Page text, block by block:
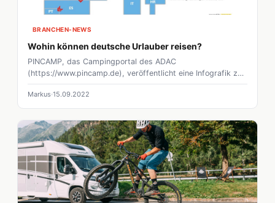
BRANCHEN-NEWS
Wohin können deutsche Urlauber reisen?
PINCAMP, das Campingportal des ADAC
(https://www.pincamp.de), veröffentlicht eine Infografik zur
aktuellen Situation der Reisemöglichkeiten für deutsche
Urlauber. Urlaubsreisen innerhalb Deutschlands, in die
Niederlande, nach Luxemburg und Schweden und unter
Auflagen nach Slowenien und Kroatien sind schon jetzt
möglich. Ab 3. Juni 2020 heißt dann auch Italien
touristische Gäste willkommen und öffnet seine Grenzen zu
Österreich und der Schweiz. Urlauber aus Deutschland
können dann im Transit Österreich und die Schweiz auf
dem Weg nach Italien durchfahren, dürfen bei der
Durchfahrt aber weder übernachten noch campen.
Markus 15.09.2022